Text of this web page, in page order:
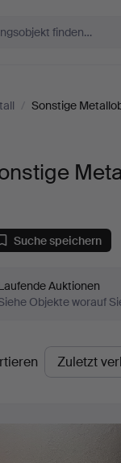
/ Sonstige
Suche speichern
Auktionen
Objekte worauf